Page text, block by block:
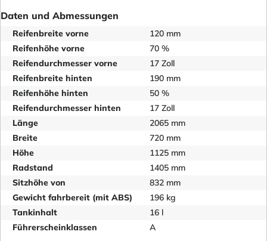
Daten und Abmessungen
Reifenbreite vorne
120 mm
Reifenhöhe vorne
70 %
Reifendurchmesser vorne
17 Zoll
Reifenbreite hinten
190 mm
Reifenhöhe hinten
50 %
Reifendurchmesser hinten
17 Zoll
Länge
2065 mm
Breite
720 mm
Höhe
1125 mm
Radstand
1405 mm
Sitzhöhe von
832 mm
Gewicht fahrbereit (mit ABS)
196 kg
Tankinhalt
16 l
Führerscheinklassen
A